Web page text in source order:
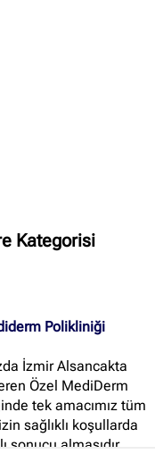
Kategorisi
Polikliniği
İzmir Alsancakta
Özel MediDerm
tek amacımız tüm
sağlıklı koşullarda
sonucu almasıdır...